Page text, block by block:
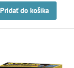
Pridať do košíka